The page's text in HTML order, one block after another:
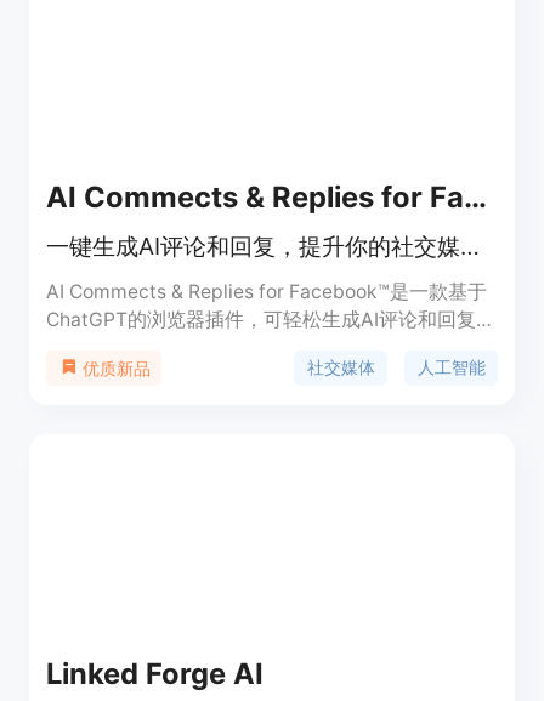
AI Commects & Replies for Facebook™
一键生成AI评论和回复，提升你的社交媒体互动。
AI Commects & Replies for Facebook™是一款基于
ChatGPT的浏览器插件，可轻松生成AI评论和回复，
易用的界面，通过选中Facebook™上的内容，即可生
优质新品 社交媒体 人工智能
Linked Forge AI